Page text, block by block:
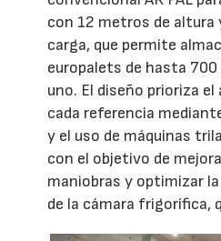
con 12 metros de altura
carga, que permite
europalets de hasta
uno. El diseño prioriza
cada referencia
y el uso de máquinas
con el objetivo de
maniobras y optimizar
de la cámara frigorífica,